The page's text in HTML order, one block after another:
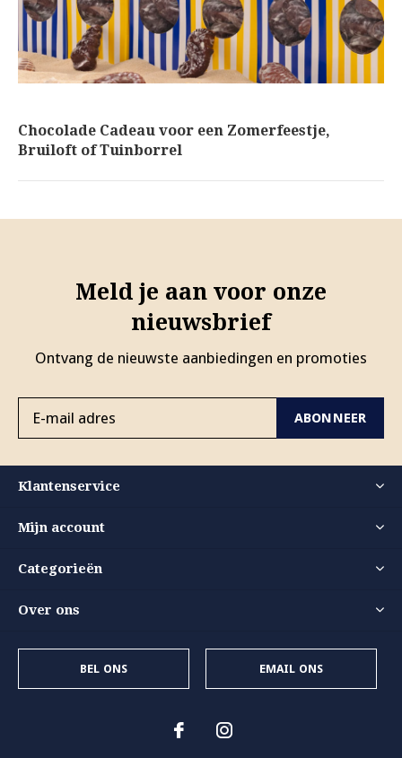
Chocolade Cadeau voor een Zomerfeestje,
Bruiloft of Tuinborrel
Meld je aan voor onze
nieuwsbrief
Ontvang de nieuwste aanbiedingen en promoties
ABONNEER
Klantenservice
Mijn account
Categorieën
Over ons
BEL ONS EMAIL ONS